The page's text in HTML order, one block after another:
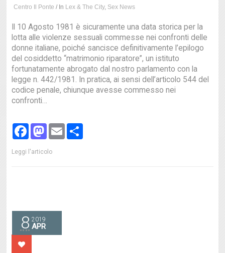
Centro Il Ponte / In Lex & The City, Sex News
Il 10 Agosto 1981 è sicuramente una data storica per la
lotta alle violenze sessuali commesse nei confronti delle
donne italiane, poiché sancisce definitivamente l’epilogo
del cosiddetto “matrimonio riparatore”, un istituto
fortunatamente abrogato dal nostro parlamento con la
legge n. 442/1981. In pratica, ai sensi dell’articolo 544 del
codice penale, chiunque avesse commesso nei
confronti…
Facebook
Mastodon
Email
Leggi l'articolo
8 2019
APR